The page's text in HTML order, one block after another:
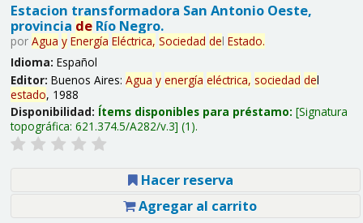
Estacion transformadora San Antonio Oeste,
provincia deRío Negro.
por Agua y Energía Eléctrica, Sociedad del Estado.
Idioma: Español
Editor: Buenos Aires: Agua y energía eléctrica, sociedad del
estado, 1988
Disponibilidad: Ítems disponibles para préstamo: Signatura
topográfica: 621.374.5/A282/v.3 (1).
Hacer reserva
Agregar al carrito